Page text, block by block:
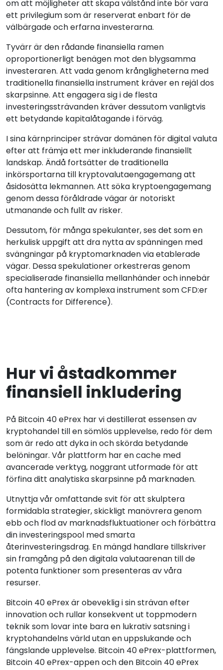
om att möjligheter att skapa välstånd inte bör vara
ett privilegium som är reserverat enbart för de
välbärgade och erfarna investerarna.
Tyvärr är den rådande finansiella ramen
oproportionerligt benägen mot den blygsamma
investeraren. Att vada genom krångligheterna med
traditionella finansiella instrument kräver en rejäl dos
skarpsinne. Att engagera sig i de flesta
investeringssträvanden kräver dessutom vanligtvis
ett betydande kapitalåtagande i förväg.
I sina kärnprinciper strävar domänen för digital valuta
efter att främja ett mer inkluderande finansiellt
landskap. Ändå fortsätter de traditionella
inkörsportarna till kryptovalutaengagemang att
åsidosätta lekmannen. Att söka kryptoengagemang
genom dessa föråldrade vägar är notoriskt
utmanande och fullt av risker.
Dessutom, för många spekulanter, ses det som en
herkulisk uppgift att dra nytta av spänningen med
svängningar på kryptomarknaden via etablerade
vägar. Dessa spekulationer orkestreras genom
specialiserade finansiella mellanhänder och innebär
ofta hantering av komplexa instrument som CFD:er
(Contracts for Difference).
Hur vi åstadkommer
finansiell inkludering
På Bitcoin 40 ePrex har vi destillerat essensen av
kryptohandel till en sömlös upplevelse, redo för dem
som är redo att dyka in och skörda betydande
belöningar. Vår plattform har en cache med
avancerade verktyg, noggrant utformade för att
förfina ditt analytiska skarpsinne på marknaden.
Utnyttja vår omfattande svit för att skulptera
formidabla strategier, skickligt manövrera genom
ebb och flod av marknadsfluktuationer och förbättra
din investeringspool med smarta
återinvesteringsdrag. En mängd handlare tillskriver
sin framgång på den digitala valutaarenan till de
potenta funktioner som presenteras av våra
resurser.
Bitcoin 40 ePrex är obeveklig i sin strävan efter
innovation och rullar konsekvent ut toppmodern
teknik som lovar inte bara en lukrativ satsning i
kryptohandelns värld utan en uppslukande och
fängslande upplevelse. Bitcoin 40 ePrex-plattformen,
Bitcoin 40 ePrex-appen och den Bitcoin 40 ePrex